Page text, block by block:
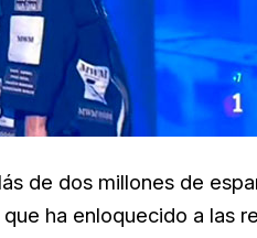
de dos millones de
ha enloquecido a las